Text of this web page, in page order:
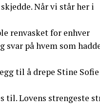
Når vi står her i
renvasket for enhver
svar på hvem som
til å drepe Stine Sofie
til. Lovens strengeste